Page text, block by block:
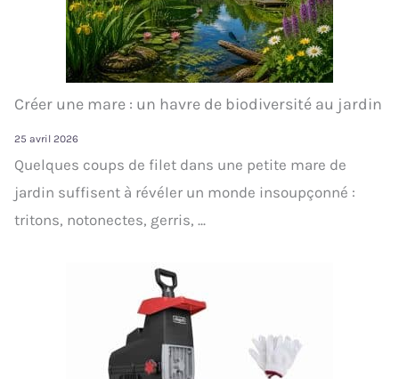
Créer une mare : un havre de biodiversité au jardin
25 avril 2026
Quelques coups de filet dans une petite mare de
jardin suffisent à révéler un monde insoupçonné :
tritons, notonectes, gerris, ...